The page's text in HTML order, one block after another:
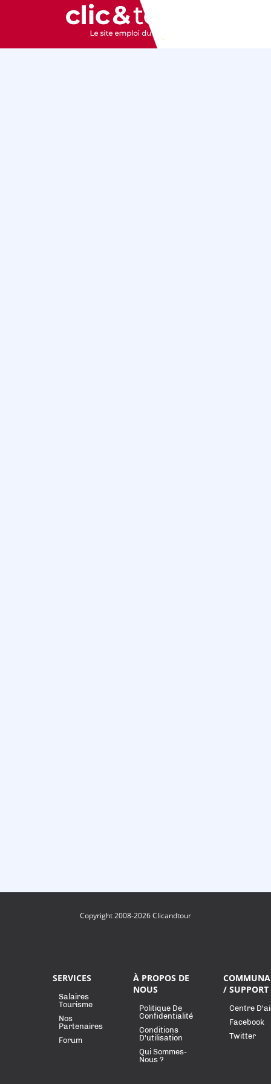
Copyright 2008-2026 Clicandtour
SERVICES
Salaires
Tourisme
Nos
Partenaires
Forum
À PROPOS DE
NOUS
Politique De
Confidentialité
Conditions
D'utilisation
Qui Sommes-
Nous ?
/ SUPPORT
Centre
Facebook
Twitter